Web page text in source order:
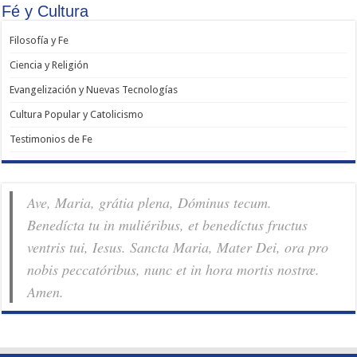
Fé y Cultura
Filosofía y Fe
Ciencia y Religión
Evangelización y Nuevas Tecnologías
Cultura Popular y Catolicismo
Testimonios de Fe
Ave, Maria, grátia plena, Dóminus tecum.
Benedícta tu in muliéribus, et benedíctus fructus
ventris tui, Iesus. Sancta Maria, Mater Dei, ora pro
nobis pec­ca­tóribus, nunc et in hora mortis nostræ.
Amen.